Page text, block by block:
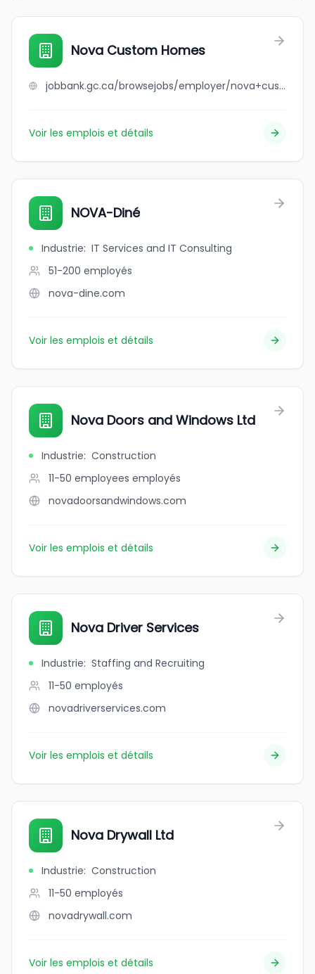
Nova Custom Homes
jobbank.gc.ca/browsejobs/employer/nova+custom+homes/ca
Voir les emplois et détails
NOVA-Diné
Industrie: IT Services and IT Consulting
51-200 employés
nova-dine.com
Voir les emplois et détails
Nova Doors and Windows Ltd
Industrie: Construction
11-50 employees employés
novadoorsandwindows.com
Voir les emplois et détails
Nova Driver Services
Industrie: Staffing and Recruiting
11-50 employés
novadriverservices.com
Voir les emplois et détails
Nova Drywall Ltd
Industrie: Construction
11-50 employés
novadrywall.com
Voir les emplois et détails